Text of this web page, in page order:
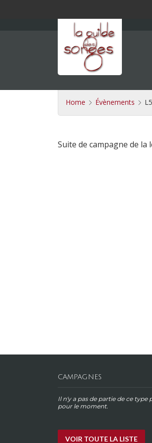
Home Évènements
Suite de campagne de la
CAMPAGNES
Il n'y a pas de partie de ce type
pour le moment.
VOIR TOUTE LA LISTE